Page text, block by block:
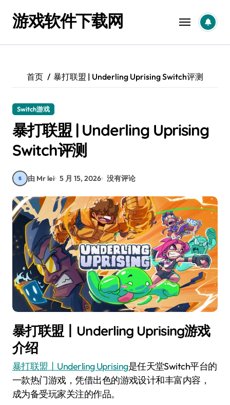
游戏软件下载网
首页 暴打联盟 | Underling Uprising Switch评测
Switch游戏
暴打联盟 | Underling Uprising
Switch评测
由 Mr lei 5 月 15, 2026 没有评论
暴打联盟丨Underling Uprising游戏
介绍
暴打联盟丨Underling Uprising是任天堂Switch平台的
一款热门游戏，凭借出色的游戏设计和丰富内容，
成为备受玩家关注的作品。